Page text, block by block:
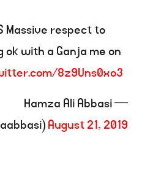
Massive respect to
ok with a Ganja me on
8z9Uns0xo3
— Hamza Ali Abbasi
August 21, 2019